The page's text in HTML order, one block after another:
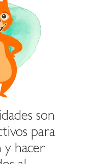
son
para
y hacer